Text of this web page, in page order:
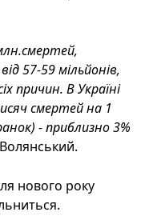
57-59 мільйонів,
причин. В Україні
смертей на 1
- приблизно 3%
нового року